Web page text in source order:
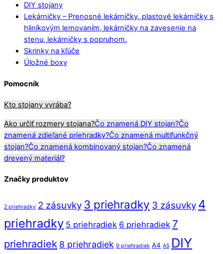
DIY stojany
Lekárničky – Prenosné lekárničky, plastové lekárničky s
hliníkovým lemovaním, lekárničky na zavesenie na
stenu, lekárničky s popruhom.
Skrinky na kľúče
Úložné boxy
Pomocník
Kto stojany vyrába?
Ako určiť rozmery stojana?Čo znamená DIY stojan?Čo
znamená zdieľané priehradky?Čo znamená multifunkčný
stojan?Čo znamená kombinovaný stojan?Čo znamená
drevený materiál?
Značky produktov
2 priehradky 2 zásuvky 3 priehradky 3 zásuvky 4
priehradky 5 priehradiek 6 priehradiek 7
priehradiek 8 priehradiek 9 priehradiek A4 A5 DIY